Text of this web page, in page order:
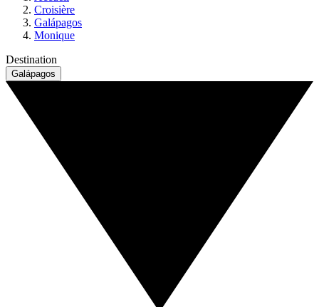
Croisière
Galápagos
Monique
Destination
Galápagos